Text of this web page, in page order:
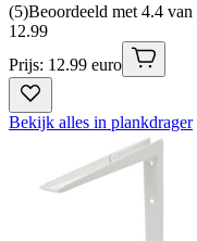
(5)Beoordeeld met 4.4
12.99
Prijs: 12.99 euro
Bekijk alles in plankdrager